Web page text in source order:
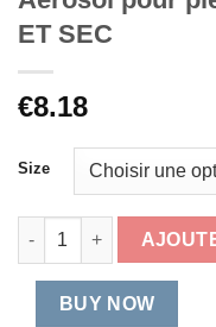
ET SEC
€8.18
Size
quantité de Aérosol
BUY NOW